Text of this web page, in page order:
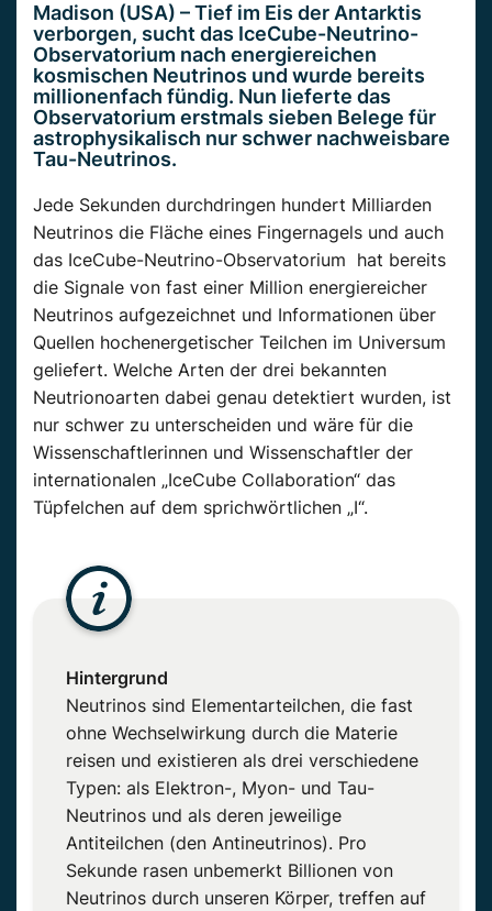
Madison (USA) – Tief im Eis der Antarktis
verborgen, sucht das IceCube-Neutrino-
Observatorium nach energiereichen
kosmischen Neutrinos und wurde bereits
millionenfach fündig. Nun lieferte das
Observatorium erstmals sieben Belege für
astrophysikalisch nur schwer nachweisbare
Tau-Neutrinos.
Jede Sekunden durchdringen hundert Milliarden
Neutrinos die Fläche eines Fingernagels und auch
das IceCube-Neutrino-Observatorium hat bereits
die Signale von fast einer Million energiereicher
Neutrinos aufgezeichnet und Informationen über
Quellen hochenergetischer Teilchen im Universum
geliefert. Welche Arten der drei bekannten
Neutrionoarten dabei genau detektiert wurden, ist
nur schwer zu unterscheiden und wäre für die
Wissenschaftlerinnen und Wissenschaftler der
internationalen „IceCube Collaboration“ das
Tüpfelchen auf dem sprichwörtlichen „I“.
Hintergrund
Neutrinos sind Elementarteilchen, die fast
ohne Wechselwirkung durch die Materie
reisen und existieren als drei verschiedene
Typen: als Elektron-, Myon- und Tau-
Neutrinos und als deren jeweilige
Antiteilchen (den Antineutrinos). Pro
Sekunde rasen unbemerkt Billionen von
Neutrinos durch unseren Körper, treffen auf